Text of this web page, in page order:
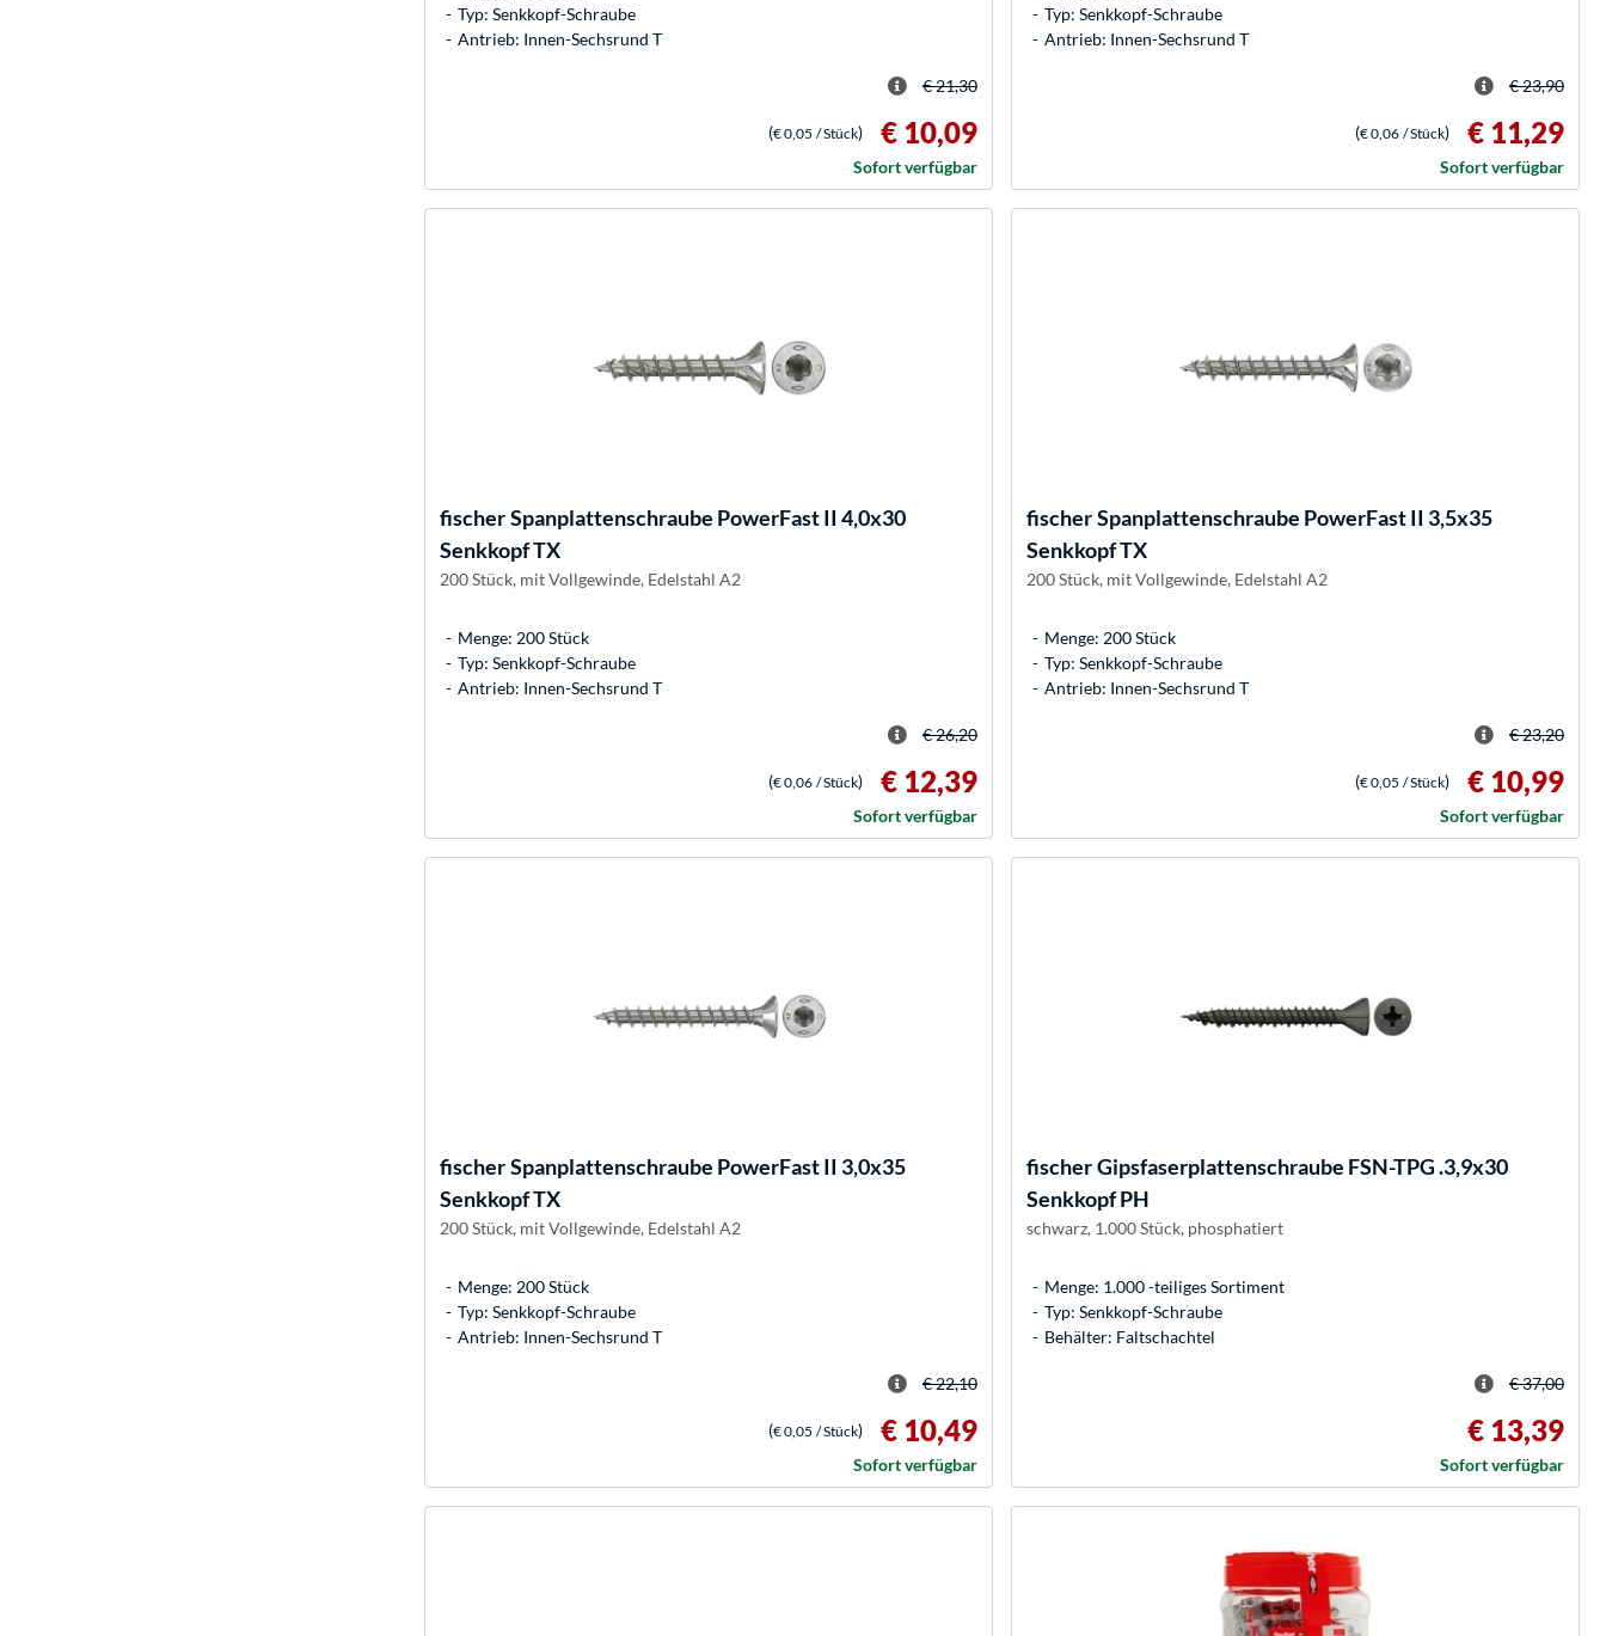
Typ: Senkkopf-Schraube
Antrieb: Innen-Sechsrund T
€ 21,30
(€ 0,05 / Stück) € 10,09
Sofort verfügbar
Typ: Senkkopf-Schraube
Antrieb: Innen-Sechsrund T
€ 23,90
(€ 0,06 / Stück) € 11,29
Sofort verfügbar
fischer Spanplattenschraube PowerFast II 4,0x30
Senkkopf TX
200 Stück, mit Vollgewinde, Edelstahl A2
Menge: 200 Stück
Typ: Senkkopf-Schraube
Antrieb: Innen-Sechsrund T
€ 26,20
(€ 0,06 / Stück) € 12,39
Sofort verfügbar
fischerSpanplattenschraube PowerFast II 3,5x35
Senkkopf TX
200 Stück, mit Vollgewinde, Edelstahl A2
Menge: 200 Stück
Typ: Senkkopf-Schraube
Antrieb: Innen-Sechsrund T
€ 23,20
(€ 0,05 / Stück) € 10,99
Sofort verfügbar
fischer Spanplattenschraube PowerFast II 3,0x35
Senkkopf TX
200 Stück, mit Vollgewinde, Edelstahl A2
Menge: 200 Stück
Typ: Senkkopf-Schraube
Antrieb: Innen-Sechsrund T
€ 22,10
(€ 0,05 / Stück) € 10,49
Sofort verfügbar
fischerGipsfaserplattenschraube FSN-TPG .3,9x30
Senkkopf PH
schwarz, 1.000 Stück, phosphatiert
Menge: 1.000 -teiliges Sortiment
Typ: Senkkopf-Schraube
Behälter: Faltschachtel
€ 37,00
€ 13,39
Sofort verfügbar